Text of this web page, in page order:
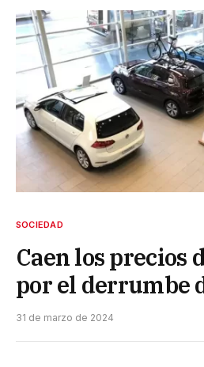
SOCIEDAD
Caen los precios
por el derrumbe
31 de marzo de 2024